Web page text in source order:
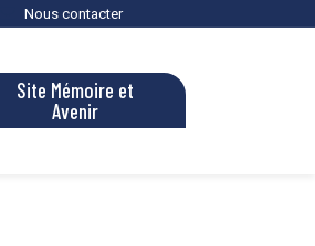
Nous contacter
Site Mémoire et
Avenir